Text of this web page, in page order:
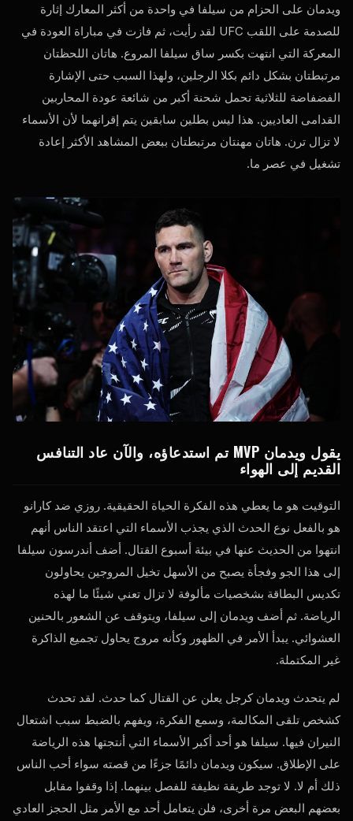
ويدمان على الحزام من سيلفا في واحدة من أكثر المعارك إثارة
للصدمة على اللقب UFC لقد رأيت، ثم فازت في مباراة العودة في
المعركة التي انتهت بكسر ساق سيلفا المروع. هاتان اللحظتان
مرتبطتان بشكل دائم بكلا الرجلين، ولهذا السبب حتى الإشارة
الفضفاضة للثلاثية تحمل شحنة أكبر من شائعة عودة المحاربين
القدامى العاديين. هذا ليس بطلين سابقين يتم إقرانهما لأن الأسماء
لا تزال ترن. هاتان مهنتان مرتبطتان ببعض المشاهد الأكثر إعادة
تشغيل في عصر ما.
يقول ويدمان MVP تم استدعاؤه، والآن عاد التنافس
القديم إلى الهواء
التوقيت هو ما يعطي هذه الفكرة الحياة الحقيقية. روزي ضد كارانو
هو بالفعل نوع الحدث الذي يجذب الأسماء التي اعتقد الناس أنهم
انتهوا من الحديث عنها في بيئة أسبوع القتال. أضف أندرسون سيلفا
إلى هذا الجو وفجأة يصبح من الأسهل تخيل المروجين يحاولون
تكديس البطاقة بشخصيات مألوفة لا تزال تعني شيئًا ما لهذه
الرياضة. ثم أضف ويدمان إلى سيلفا، ويتوقف عن الشعور بالحنين
العشوائي. يبدأ الأمر في الظهور وكأنه مروج يحاول تجميع الذاكرة
غير المكتملة.
لم يتحدث ويدمان كرجل يعلن عن القتال كما حدث. لقد تحدث
كشخص تلقى المكالمة، وسمع الفكرة، ويفهم بالضبط سبب اشتعال
النيران فيها. سيلفا هو أحد أكبر الأسماء التي أنتجتها هذه الرياضة
على الإطلاق. سيكون ويدمان دائمًا جزءًا من قصته سواء أحب الناس
ذلك أم لا. لا توجد طريقة نظيفة للفصل بينهما. إذا وقفوا مقابل
بعضهم البعض مرة أخرى، فلن يتعامل أحد مع الأمر مثل الحجز العادي